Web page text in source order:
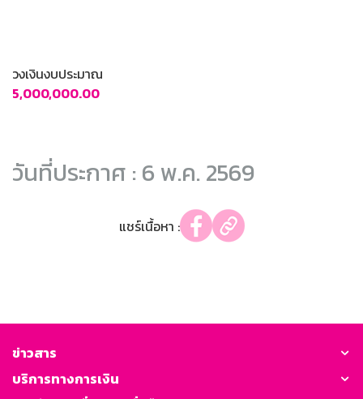
วงเงินงบประมาณ
5,000,000.00
วันที่ประกาศ : 6 พ.ค. 2569
แชร์เนื้อหา :
ข่าวสาร
บริการทางการเงิน